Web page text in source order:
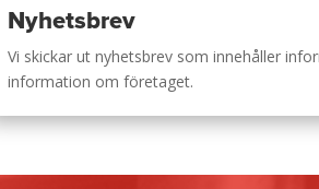
Nyhetsbrev
Vi skickar ut nyhetsbrev som innehåller
information om företaget.